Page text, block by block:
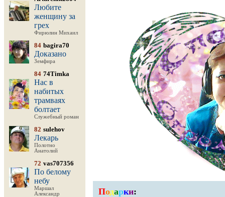
Любите
женщину за
грех
Фирюлин Михаил
84 bagira70
Доказано
Земфира
84 74Timka
Нас в
набитых
трамваях
болтает
Служебный роман
82 sulehov
Лекарь
Полотно
Анатолий
72 vas707356
По белому
небу
Маршал
Александр
Подарки: